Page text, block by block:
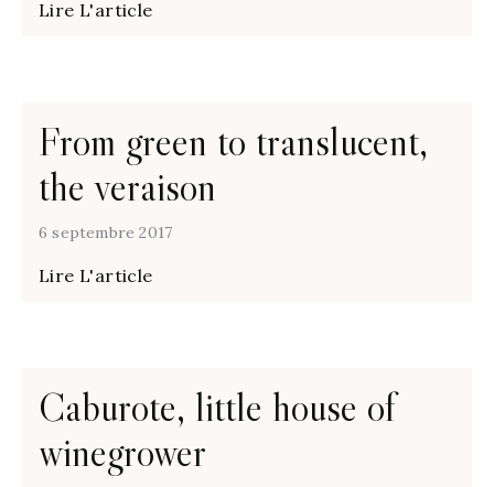
Lire L'article
From green to translucent,
the veraison
6 septembre 2017
Lire L'article
Caburote, little house of
winegrower